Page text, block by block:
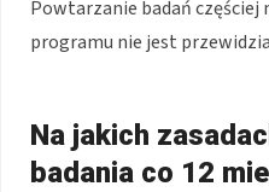
Powtarzanie badań częściej
programu nie jest
Na jakich
badania co 12